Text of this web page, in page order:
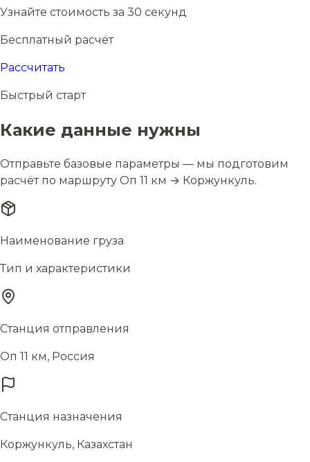
Узнайте стоимость за 30 секунд
Бесплатный расчёт
Рассчитать
Быстрый старт
Какие данные нужны
Отправьте базовые параметры — мы подготовим
расчёт по маршруту Оп 11 км → Коржункуль.
Наименование груза
Тип и характеристики
Станция отправления
Оп 11 км, Россия
Станция назначения
Коржункуль, Казахстан